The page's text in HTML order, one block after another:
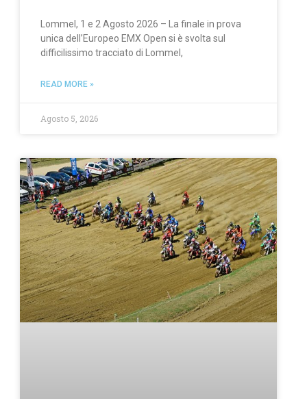
Lommel, 1 e 2 Agosto 2026 – La finale in prova
unica dell’Europeo EMX Open si è svolta sul
difficilissimo tracciato di Lommel,
READ MORE »
Agosto 5, 2026